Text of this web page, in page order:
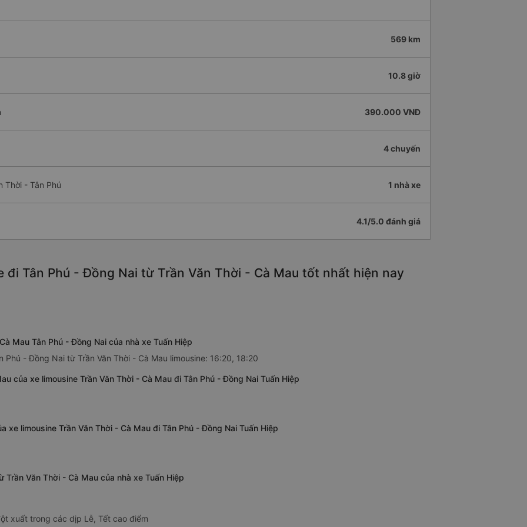
569 km
10.8 giờ
390.000 VNĐ
4 chuyến
Thời - Tân Phú 1 nhà xe
4.1/5.0 đánh giá
đi Tân Phú - Đồng Nai từ Trần Văn Thời - Cà Mau tốt nhất hiện nay
Mau Tân Phú - Đồng Nai của nhà xe Tuấn Hiệp
Phú - Đồng Nai từ Trần Văn Thời - Cà Mau limousine: 16:20, 18:20
của xe limousine Trần Văn Thời - Cà Mau đi Tân Phú - Đồng Nai Tuấn Hiệp
xe limousine Trần Văn Thời - Cà Mau đi Tân Phú - Đồng Nai Tuấn Hiệp
Văn Thời - Cà Mau của nhà xe Tuấn Hiệp
xuất trong các dịp Lễ, Tết cao điểm